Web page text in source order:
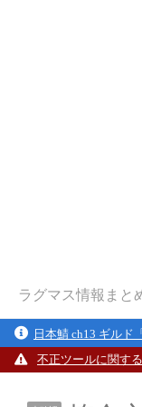
ラグマス情報まと
日本鯖 ch13 ギルド
不正ツールに関す